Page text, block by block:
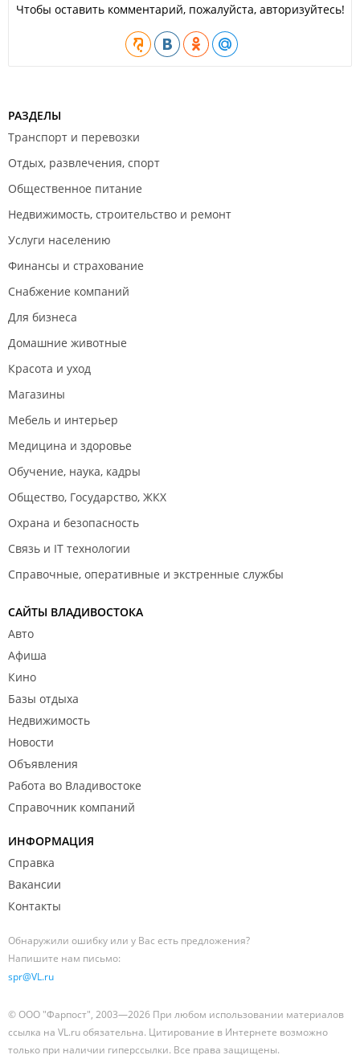
Чтобы оставить комментарий, пожалуйста, авторизуйтесь!
РАЗДЕЛЫ
Транспорт и перевозки
Отдых, развлечения, спорт
Общественное питание
Недвижимость, строительство и ремонт
Услуги населению
Финансы и страхование
Снабжение компаний
Для бизнеса
Домашние животные
Красота и уход
Магазины
Мебель и интерьер
Медицина и здоровье
Обучение, наука, кадры
Общество, Государство, ЖКХ
Охрана и безопасность
Связь и IT технологии
Справочные, оперативные и экстренные службы
САЙТЫ ВЛАДИВОСТОКА
Авто
Афиша
Кино
Базы отдыха
Недвижимость
Новости
Объявления
Работа во Владивостоке
Справочник компаний
ИНФОРМАЦИЯ
Справка
Вакансии
Контакты
Обнаружили ошибку или у Вас есть предложения?
Напишите нам письмо:
spr@VL.ru
© ООО "Фарпост", 2003—2026 При любом использовании материалов
ссылка на VL.ru обязательна. Цитирование в Интернете возможно
только при наличии гиперссылки. Все права защищены.